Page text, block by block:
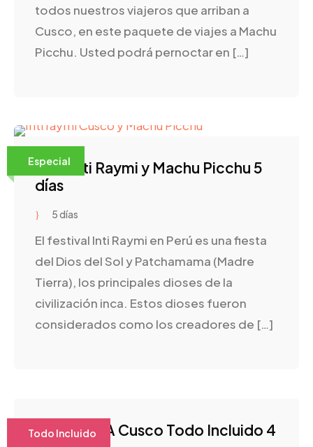
todos nuestros viajeros que arriban a
Cusco, en este paquete de viajes a Machu
Picchu. Usted podrá pernoctar en […]
Especial
Tour Inti Raymi y Machu Picchu 5
días
5 días
El festival Inti Raymi en Perú es una fiesta
del Dios del Sol y Patchamama (Madre
Tierra), los principales dioses de la
civilización inca. Estos dioses fueron
considerados como los creadores de […]
Todo Incluido
Paquetes A Cusco Todo Incluido 4